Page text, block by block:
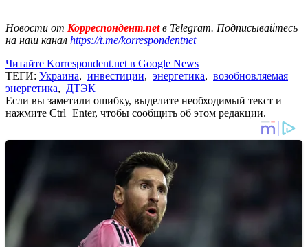
Новости от Корреспондент.netв Telegram. Подписывайтесь
на наш канал https://t.me/korrespondentnet
Читайте Korrespondent.net в Google News
ТЕГИ: Украина, инвестиции, энергетика, возобновляемая
энергетика, ДТЭК
Если вы заметили ошибку, выделите необходимый текст и
нажмите Ctrl+Enter, чтобы сообщить об этом редакции.